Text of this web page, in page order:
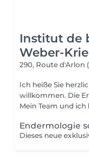
Institut de
Weber-
290, Route d'Arlon
Ich heiße Sie
willkommen. Die
Mein Team und ich
Endermologie